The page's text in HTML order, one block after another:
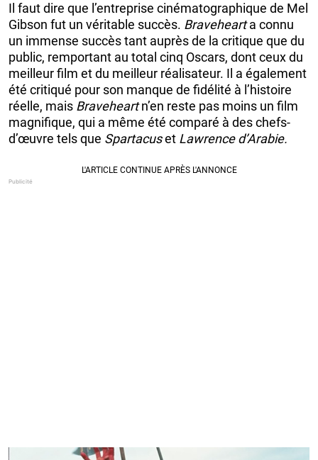
Il faut dire que l’entreprise cinématographique de Mel
Gibson fut un véritable succès. Bravehearta connu
un immense succès tant auprès de la critique que du
public, remportant au total cinq Oscars, dont ceux du
meilleur film et du meilleur réalisateur. Il a également
été critiqué pour son manque de fidélité à l’histoire
réelle, mais Braveheartn’en reste pas moins un film
magnifique, qui a même été comparé à des chefs-
d’œuvre tels que Spartacuset Lawrence d’Arabie.